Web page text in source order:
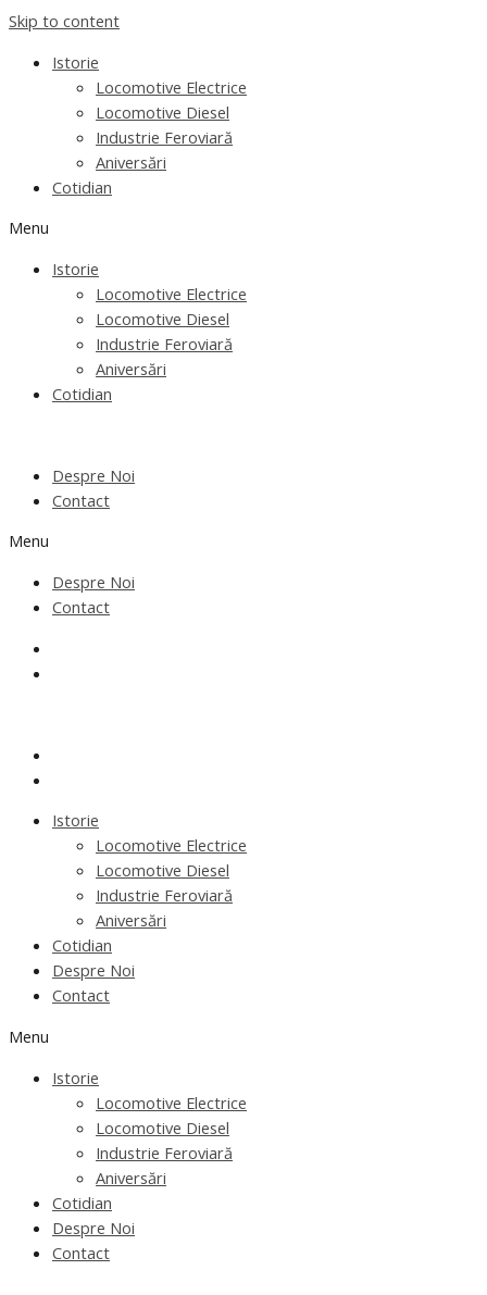
Skip to content
Istorie
Locomotive Electrice
Locomotive Diesel
Industrie Feroviară
Aniversări
Cotidian
Menu
Istorie
Locomotive Electrice
Locomotive Diesel
Industrie Feroviară
Aniversări
Cotidian
Despre Noi
Contact
Menu
Despre Noi
Contact
Istorie
Locomotive Electrice
Locomotive Diesel
Industrie Feroviară
Aniversări
Cotidian
Despre Noi
Contact
Menu
Istorie
Locomotive Electrice
Locomotive Diesel
Industrie Feroviară
Aniversări
Cotidian
Despre Noi
Contact